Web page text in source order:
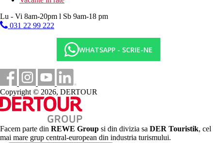
Categoria oficiala
4 stele
Site web
https://www.besthotels.es/en/destinations-and-hotels/best-
Distanţe
1,5 km
Centrul orasului
1,5 km
Magazine
100 m
Lu - Vi 8am-20pm l Sb 9am-18 pm
031 22 99 222
WHATSAPP - SCRIE-NE
Copyright © 2026, DERTOUR
Facem parte din REWE Group si din divizia sa DER Touristik, cel
mai mare grup central-european din industria turismului.